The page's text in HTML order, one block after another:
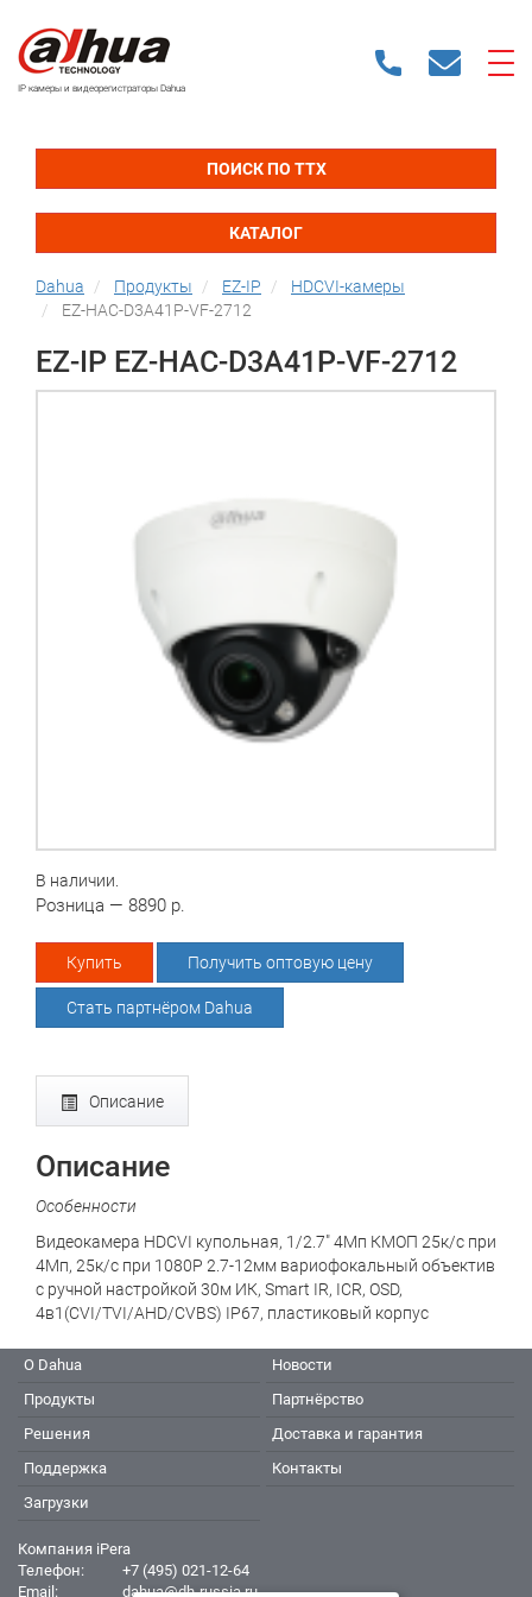
IP камеры и видеорегистраторы Dahua
ПОИСК ПО ТТХ
КАТАЛОГ
Dahua Продукты EZ-IP
HDCVI-камеры
EZ-HAC-D3A41P-VF-2712
EZ-IP EZ-HAC-D3A41P-VF-2712
В наличии.
Розница — 8890 р.
Купить Получить оптовую цену
Стать партнёром Dahua
Описание
Описание
Особенности
Видеокамера HDCVI купольная, 1/2.7" 4Мп КМОП 25к/с при
4Мп, 25к/с при 1080P 2.7-12мм вариофокальный объектив
с ручной настройкой 30м ИК, Smart IR, ICR, OSD,
4в1(CVI/TVI/AHD/CVBS) IP67, пластиковый корпус
О Dahua
Продукты
Решения
Поддержка
Загрузки
Новости
Партнёрство
Доставка и гарантия
Контакты
Компания iPera
Телефон:
+7 (495) 021-12-64
Email:
dahua@dh-russia.ru